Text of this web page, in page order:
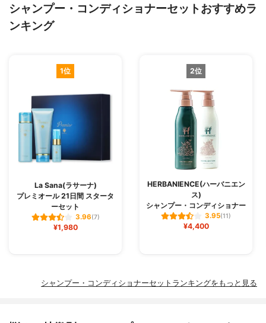
シャンプー・コンディショナーセットおすすめラ
ンキング
1位
La Sana(ラサーナ)
プレミオール 21日間 スタータ
ーセット
3.96(7)
¥1,980
2位
HERBANIENCE(ハーバニエン
ス)
シャンプー・コンディショナー
3.95(11)
¥4,400
シャンプー・コンディショナーセットランキングをもっと見る